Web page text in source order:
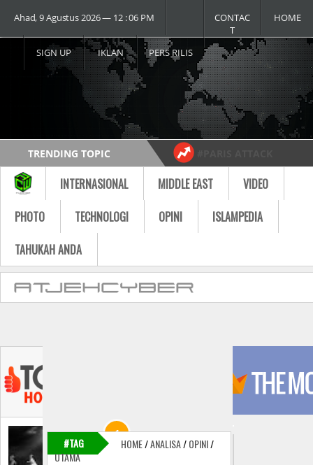
Ahad, 9 Agustus 2026 ― 12 : 06 PM HOME
CONTAC
T
PERS RILIS
IKLAN
SIGN UP
TRENDING TOPIC
#USA vs RUSSIA #MOST VIDEO
Follow
INTERNASIONAL MIDDLE EAST
VIDEO
PHOTO
TECHNOLOGI OPINI
ISLAMPEDIA
TAHUKAH ANDA
#TAG HOME/ANALISA/OPINI/
UTAMA